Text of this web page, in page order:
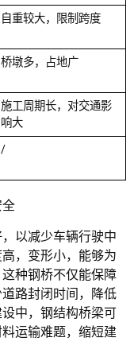
自重较大，限制跨度
桥墩多，占地广
施工周期长，对交通影
响大
/
全
以减少车辆行驶中
，变形小，能够为
种钢桥不仅能保障
路封闭时间，降低
中，钢结构桥梁可
运输难题，缩短建